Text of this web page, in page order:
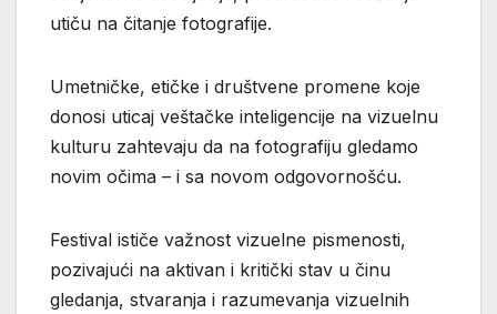
utiču na čitanje fotografije.
Umetničke, etičke i društvene promene koje
donosi uticaj veštačke inteligencije na vizuelnu
kulturu zahtevaju da na fotografiju gledamo
novim očima – i sa novom odgovornošću.
Festival ističe važnost vizuelne pismenosti,
pozivajući na aktivan i kritički stav u činu
gledanja, stvaranja i razumevanja vizuelnih